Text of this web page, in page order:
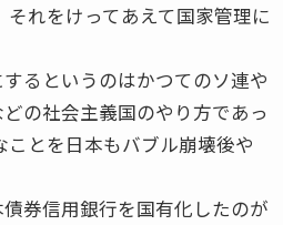
れをけってあえて国家管理に
るというのはかつてのソ連や
の社会主義国のやり方であっ
とを日本もバブル崩壊後や
券信用銀行を国有化したのが